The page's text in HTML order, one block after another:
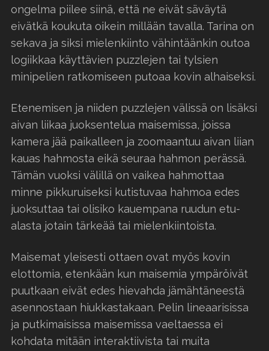
ongelma piilee siinä, että ne eivät säväytä
eivätkä koukuta oikein millään tavalla. Tarina on
sekava ja siksi mielenkiinto vähintäänkin outoa
logiikkaa käyttävien puzzlejen tai tylsien
minipelien ratkomiseen putoaa kovin alhaiseksi.
Etenemisen ja niiden puzzlejen välissä on lisäksi
aivan liikaa juoksentelua maisemissa, joissa
kamera jää paikalleen ja zoomaantuu aivan liian
kauas hahmosta eikä seuraa hahmon perässä.
Tämän vuoksi välillä on vaikea hahmottaa
minne pikkuruiseksi kutistuvaa hahmoa edes
juoksuttaa tai olisiko kauempana ruudun etu-
alasta jotain tärkeää tai mielenkiintoista.
Maisemat yleisesti ottaen ovat myös kovin
elottomia, etenkään kun maisemia ympäröivät
puutkaan eivät edes hievahda jämähtäneestä
asennostaan hiukkastakaan. Pelin lineaarisissa
ja putkimaisissa maisemissa vaeltaessa ei
kohdata mitään interaktiivista tai muita